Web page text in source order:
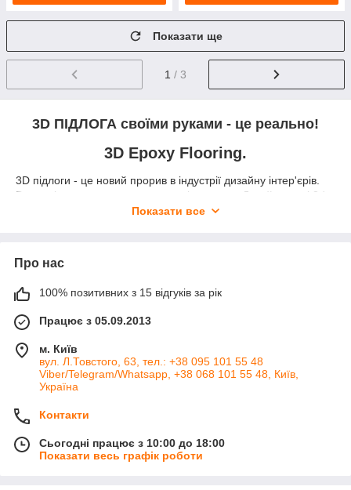
Показати ще
1 / 3
3D ПІДЛОГА своїми руками - це реально!
3D Epoxy Flooring.
3D підлоги - це новий прорив в індустрії дизайну інтер'єрів.
Весь світ може опинитися у вас під ногами. Дизайнерські 3d
підлоги забезпечують візуальний обсяг і надають
привабливою прірвою. Індивідуальний підхід до кожного
клієнта гарантує неповторний ексклюзивний інтер'єр у
вашому приміщенні.
модний спосіб залучення уваги. Невід'ємна частина
оформлення барів, ресторанів, кафе, фотозон, магазинів,
торгових центрів та інших місць масового відвідування
людей. Зручно використовувати в рекламних цілях
як тимчасова реклами на підлозі. Візуальний ефект 3D
наклейки на підлозі приверне достатня кількість відвідувачів.
Популярна тематика для 3d підлоги: Морське дно,
океанський берег, рибки, дельфіни, квіти, безодня, квіткова
Показати все
Про нас
100% позитивних з 15 відгуків за рік
Працює з 05.09.2013
м. Київ
вул. Л.Товстого, 63, тел.: +38 095 101 55 48
Viber/Telegram/Whatsapp, +38 068 101 55 48, Київ,
Україна
Контакти
Сьогодні працює з 10:00 до 18:00
Показати весь графік роботи